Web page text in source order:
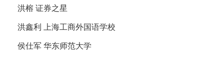
洪榕 证券之星
洪鑫利 上海工商外国语学校
侯仕军 华东师范大学